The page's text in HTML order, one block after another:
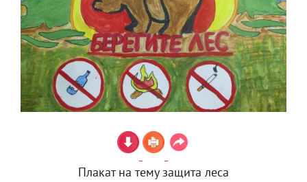
Плакат на тему защита леса